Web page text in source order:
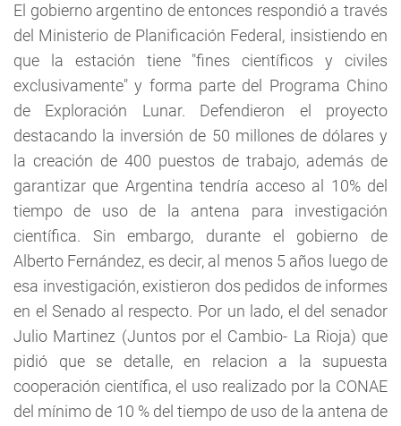
El gobierno argentino de entonces respondió a través
del Ministerio de Planificación Federal, insistiendo en
que la estación tiene "fines científicos y civiles
exclusivamente" y forma parte del Programa Chino
de Exploración Lunar. Defendieron el proyecto
destacando la inversión de 50 millones de dólares y
la creación de 400 puestos de trabajo, además de
garantizar que Argentina tendría acceso al 10% del
tiempo de uso de la antena para investigación
científica. Sin embargo, durante el gobierno de
Alberto Fernández, es decir, al menos 5 años luego de
esa investigación, existieron dos pedidos de informes
en el Senado al respecto. Por un lado, el del senador
Julio Martinez (Juntos por el Cambio- La Rioja) que
pidió que se detalle, en relacion a la supuesta
cooperación científica, el uso realizado por la CONAE
del mínimo de 10 % del tiempo de uso de la antena de